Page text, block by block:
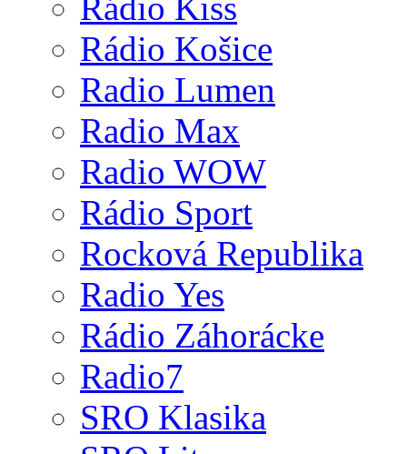
Rádio Kiss
Rádio Košice
Radio Lumen
Radio Max
Radio WOW
Rádio Sport
Rocková Republika
Radio Yes
Rádio Záhorácke
Radio7
SRO Klasika